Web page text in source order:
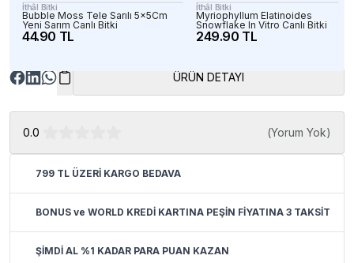
İthâl Bitki
Bubble Moss Tele Sarılı 5x5Cm
Yeni Sarım Canlı Bitki
44.90 TL
İthâl Bitki
Myriophyllum Elatinoides
Snowflake In Vitro Canlı Bitki
249.90 TL
ÜRÜN DETAYI
0.0 (Yorum Yok)
799 TL ÜZERİ KARGO BEDAVA
BONUS ve WORLD KREDİ KARTINA PEŞİN FİYATINA 3 TAKSİT
ŞİMDİ AL %1 KADAR PARA PUAN KAZAN